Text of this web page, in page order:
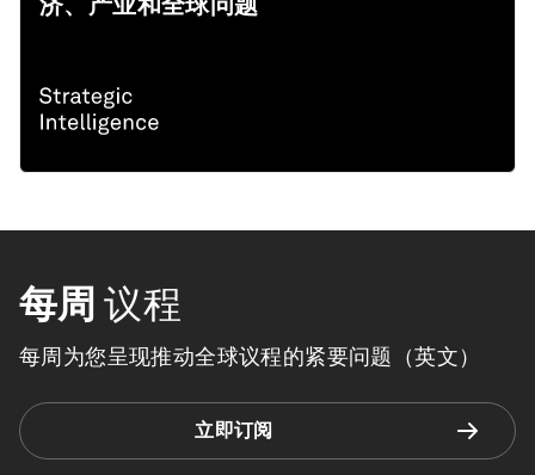
每周 议程
每周为您呈现推动全球议程的紧要问题（英文）
立即订阅